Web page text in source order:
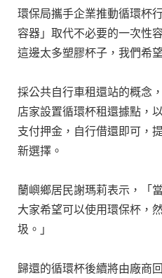
環保局攜手企業推動循環杯
容器」取代不必要的一次性
這邊太多塑膠杯子，我們希
採公共自行車租還站的概念
店家設置循環杯租還據點，
支付押金，自行借還即可，
新選擇。
蘭嶼鄉居民謝瑪莉表示，「
大家希望可以使用環保杯，
圾。」
歸還的循環杯後續將由廠商